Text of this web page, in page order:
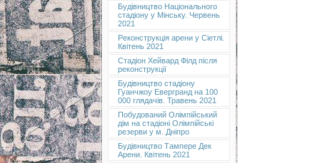
Будівництво Національного
стадіону у Мінську. Червень
2021
Реконструкція арени у Сіетлі.
Квітень 2021
Стадіон Хейвард Філд після
реконструкції
Будівництво стадіону
Гуанчжоу Евергранд на 100
000 глядачів. Травень 2021
Побудований Олімпійський
дім на стадіоні Олімпійські
резерви у м. Дніпро
Будівництво Тампере Дек
Арени. Квітень 2021